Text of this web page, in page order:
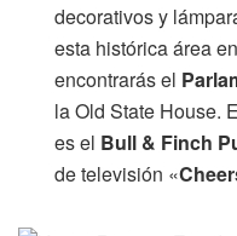
decorativos y
esta histórica área
encontrarás el
la Old State House.
es el Bull & Finch
de televisión «